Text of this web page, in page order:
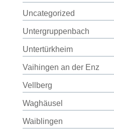
Uncategorized
Untergruppenbach
Untertürkheim
Vaihingen an der Enz
Vellberg
Waghäusel
Waiblingen